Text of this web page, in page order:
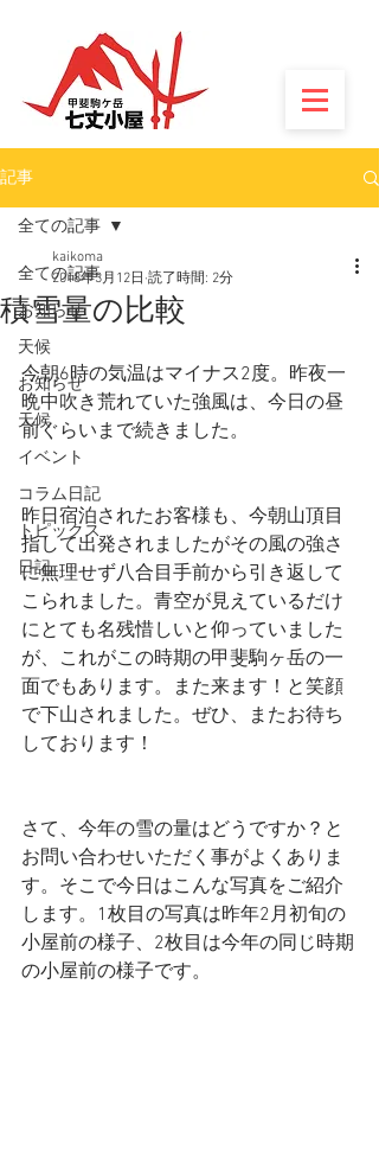
記事
全ての記事
お知らせ
天候
お知らせ
天候
イベント
コラム日記
トピックス
日記
全ての記事
積雪量の比較
kaikoma
2018年3月12日 読了時間: 2分
今朝6時の気温はマイナス2度。昨夜一
晩中吹き荒れていた強風は、今日の昼
前ぐらいまで続きました。
昨日宿泊されたお客様も、今朝山頂目
指して出発されましたがその風の強さ
に無理せず八合目手前から引き返して
こられました。青空が見えているだけ
にとても名残惜しいと仰っていました
が、これがこの時期の甲斐駒ヶ岳の一
面でもあります。また来ます！と笑顔
で下山されました。ぜひ、またお待ち
しております！
さて、今年の雪の量はどうですか？と
お問い合わせいただく事がよくありま
す。そこで今日はこんな写真をご紹介
します。1枚目の写真は昨年2月初旬の
小屋前の様子、2枚目は今年の同じ時期
の小屋前の様子です。